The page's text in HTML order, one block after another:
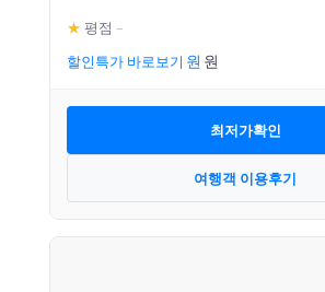
★ 평점 –
할인특가 바로보기
최저가확인
여행객 이용후기